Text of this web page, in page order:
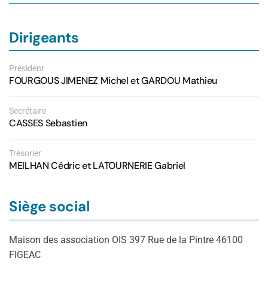
Dirigeants
Président
FOURGOUS JIMENEZ Michel et GARDOU Mathieu
Secrétaire
CASSES Sebastien
Trésorier
MEILHAN Cédric et LATOURNERIE Gabriel
Siège social
Maison des association OIS 397 Rue de la Pintre 46100
FIGEAC